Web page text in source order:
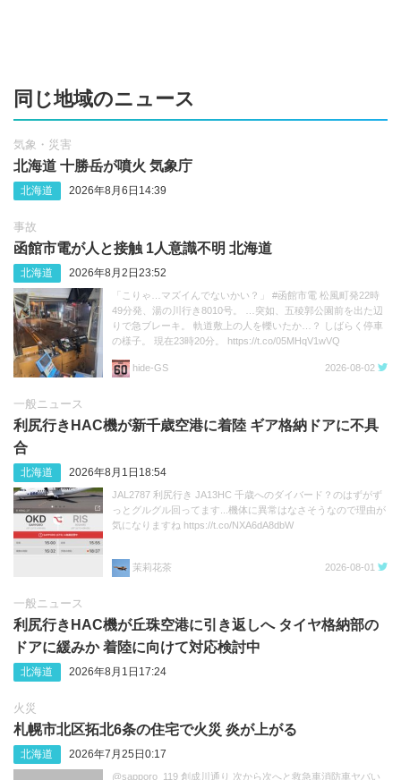
同じ地域のニュース
気象・災害
北海道 十勝岳が噴火 気象庁
北海道 2026年8月6日14:39
事故
函館市電が人と接触 1人意識不明 北海道
北海道 2026年8月2日23:52
「こりゃ…マズイんでないかい？」 #函館市電 松風町発22時
49分発、湯の川行き8010号。 …突如、五稜郭公園前を出た辺
りで急ブレーキ。 軌道敷上の人を轢いたか…？ しばらく停車
の様子。 現在23時20分。 https://t.co/05MHqV1wVQ
hide‐GS 2026-08-02
一般ニュース
利尻行きHAC機が新千歳空港に着陸 ギア格納ドアに不具
合
北海道 2026年8月1日18:54
JAL2787 利尻行き JA13HC 千歳へのダイバード？のはずがず
っとグルグル回ってます...機体に異常はなさそうなので理由が
気になりますね https://t.co/NXA6dA8dbW
茉莉花茶 2026-08-01
一般ニュース
利尻行きHAC機が丘珠空港に引き返しへ タイヤ格納部の
ドアに緩みか 着陸に向けて対応検討中
北海道 2026年8月1日17:24
火災
札幌市北区拓北6条の住宅で火災 炎が上がる
北海道 2026年7月25日0:17
@sapporo_119 創成川通り 次から次へと救急車消防車ヤバい